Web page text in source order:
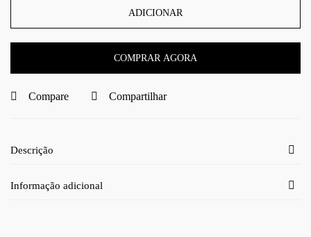
ADICIONAR
COMPRAR AGORA
Compare Compartilhar
Descrição
Informação adicional